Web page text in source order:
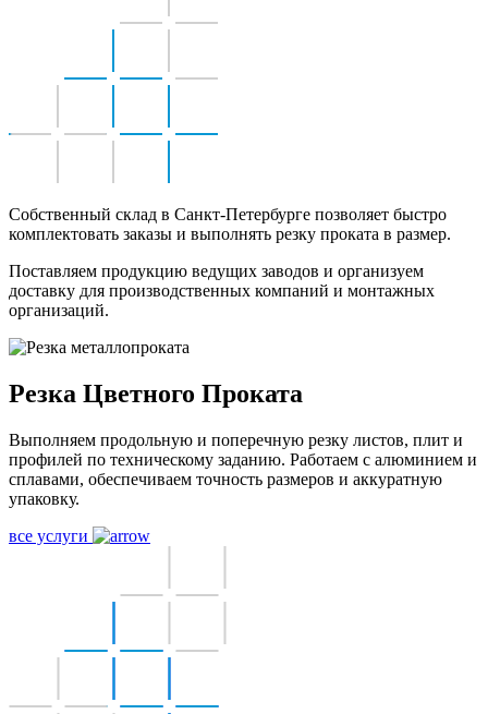
Собственный склад в Санкт-Петербурге позволяет быстро
комплектовать заказы и выполнять резку проката в размер.
Поставляем продукцию ведущих заводов и организуем
доставку для производственных компаний и монтажных
организаций.
Резка Цветного Проката
Выполняем продольную и поперечную резку листов, плит и
профилей по техническому заданию. Работаем с алюминием и
сплавами, обеспечиваем точность размеров и аккуратную
упаковку.
все услуги